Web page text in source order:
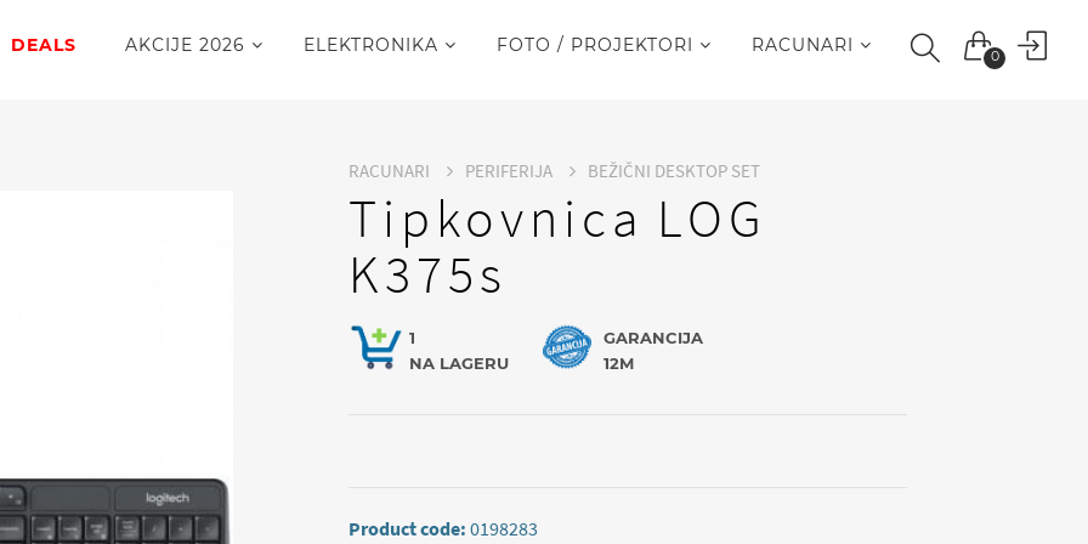
0
DEALS AKCIJE 2026 ELEKTRONIKA FOTO / PROJEKTORI RACUNARI
RACUNARI PERIFERIJA BEŽIČNI DESKTOP SET
Tipkovnica LOG
K375s
1
NA LAGERU
GARANCIJA
12M
Product code:0198283